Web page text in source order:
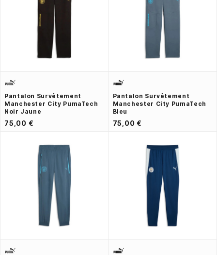
Pantalon Survêtement
Manchester City PumaTech
Noir Jaune
75,00 €
Pantalon Survêtement
Manchester City PumaTech
Bleu
75,00 €